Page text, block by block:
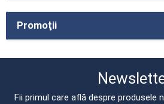
Promoţii
Fii primul care află despre produsele